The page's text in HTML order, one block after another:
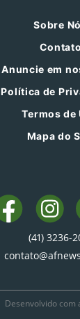
Sobre
Contato
Anuncie em
Política de
Termos de
Mapa do
(41) 3236-
Desenvolvido com